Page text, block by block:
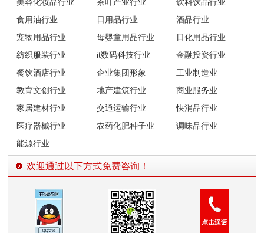
食用油行业
日用品行业
酒品行业
宠物用品行业
母婴童用品行业
日化用品行业
纺织服装行业
it数码科技行业
金融投资行业
餐饮酒店行业
企业集团形象
工业制造业
教育文创行业
地产建筑行业
商业服务业
家居建材行业
交通运输行业
快消品行业
医疗器械行业
农药化肥种子业
调味品行业
能源行业
欢迎通过以下方式免费咨询！